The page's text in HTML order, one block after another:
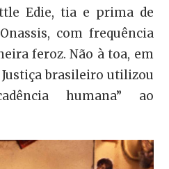
Edie, tia e prima de
com frequência
feroz. Não à toa, em
brasileiro utilizou
humana” ao